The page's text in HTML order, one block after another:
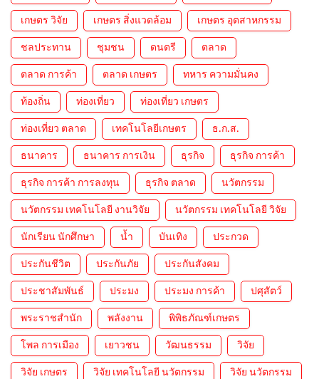
เกษตร วิจัย เกษตร สิ่งแวดล้อม เกษตร อุตสาหกรรม
ชลประทาน ชุมชน ดนตรี ตลาด
ตลาด การค้า ตลาด เกษตร ทหาร ความมั่นคง
ท้องถิ่น ท่องเที่ยว ท่องเที่ยว เกษตร
ท่องเที่ยว ตลาด เทคโนโลยีเกษตร ธ.ก.ส.
ธนาคาร ธนาคาร การเงิน ธุรกิจ ธุรกิจ การค้า
ธุรกิจ การค้า การลงทุน ธุรกิจ ตลาด นวัตกรรม
นวัตกรรม เทคโนโลยี งานวิจัย นวัตกรรม เทคโนโลยี วิจัย
นักเรียน นักศึกษา น้ำ บันเทิง ประกวด
ประกันชีวิต ประกันภัย ประกันสังคม
ประชาสัมพันธ์ ประมง ประมง การค้า ปศุสัตว์
พระราชสำนัก พลังงาน พิพิธภัณฑ์เกษตร
โพล การเมือง เยาวชน วัฒนธรรม วิจัย
วิจัย เกษตร วิจัย เทคโนโลยี นวัตกรรม วิจัย นวัตกรรม